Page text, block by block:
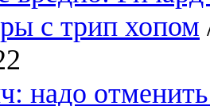
с трип хопом
надо